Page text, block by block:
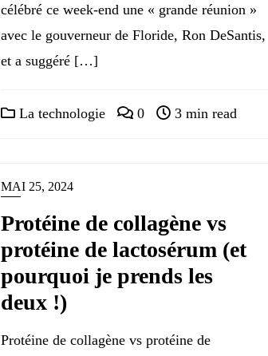
célébré ce week-end une « grande réunion »
avec le gouverneur de Floride, Ron DeSantis,
et a suggéré […]
La technologie 0 3 min read
MAI 25, 2024
Protéine de collagène vs
protéine de lactosérum (et
pourquoi je prends les
deux !)
Protéine de collagène vs protéine de